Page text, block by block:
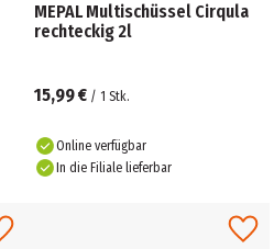
MEPAL Multischüssel Cirqula
rechteckig 2l
15,99 € / 1 Stk.
Online verfügbar
In die Filiale lieferbar